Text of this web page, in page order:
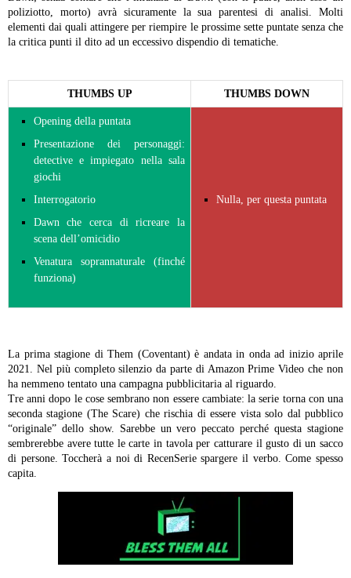
poliziotto, morto) avrà sicuramente la sua parentesi di analisi. Molti
elementi dai quali attingere per riempire le prossime sette puntate senza che
la critica punti il dito ad un eccessivo dispendio di tematiche.
THUMBS UP THUMBS DOWN
Opening della puntata
Presentazione dei personaggi:
detective e impiegato nella sala
giochi
Interrogatorio
Dawn che cerca di ricreare la
scena dell’omicidio
Venatura soprannaturale (finché
funziona)
Nulla, per questa puntata
La prima stagione di Them (Coventant) è andata in onda ad inizio aprile
2021. Nel più completo silenzio da parte di Amazon Prime Video che non
ha nemmeno tentato una campagna pubblicitaria al riguardo.
Tre anni dopo le cose sembrano non essere cambiate: la serie torna con una
seconda stagione (The Scare) che rischia di essere vista solo dal pubblico
“originale” dello show. Sarebbe un vero peccato perché questa stagione
sembrerebbe avere tutte le carte in tavola per catturare il gusto di un sacco
di persone. Toccherà a noi di RecenSerie spargere il verbo. Come spesso
capita.